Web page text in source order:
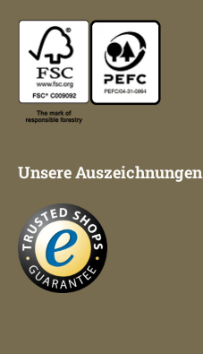
Unsere Auszeichnungen